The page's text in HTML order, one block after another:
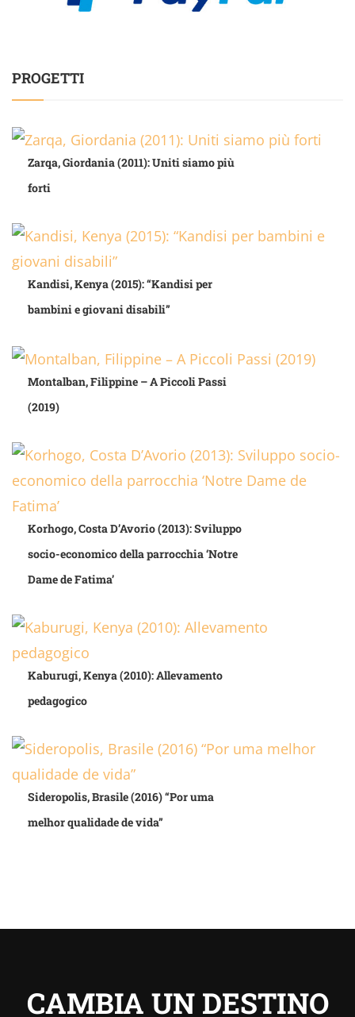
PROGETTI
Zarqa, Giordania (2011): Uniti siamo più
forti
Kandisi, Kenya (2015): “Kandisi per
bambini e giovani disabili”
Montalban, Filippine – A Piccoli Passi
(2019)
Korhogo, Costa D’Avorio (2013): Sviluppo
socio-economico della parrocchia ‘Notre
Dame de Fatima’
Kaburugi, Kenya (2010): Allevamento
pedagogico
Sideropolis, Brasile (2016) “Por uma
melhor qualidade de vida”
CAMBIA UN DESTINO